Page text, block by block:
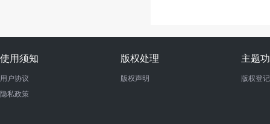
使用须知
用户协议
隐私政策
版权处理
版权声明
主题
版权登